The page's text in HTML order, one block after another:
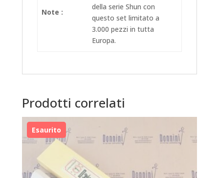
Note :
della serie Shun con
questo set limitato a
3.000 pezzi in tutta
Europa.
Prodotti correlati